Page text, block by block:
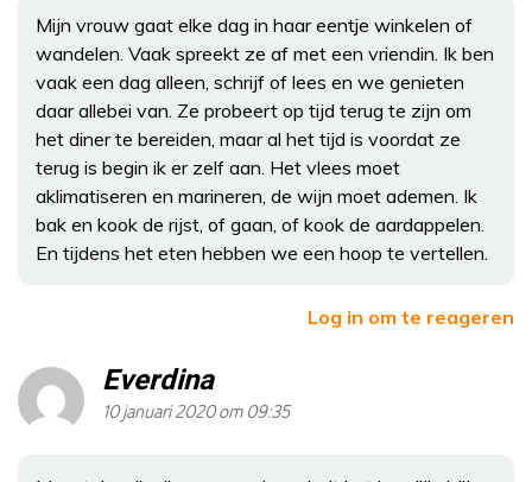
Mijn vrouw gaat elke dag in haar eentje winkelen of
wandelen. Vaak spreekt ze af met een vriendin. Ik ben
vaak een dag alleen, schrijf of lees en we genieten
daar allebei van. Ze probeert op tijd terug te zijn om
het diner te bereiden, maar al het tijd is voordat ze
terug is begin ik er zelf aan. Het vlees moet
aklimatiseren en marineren, de wijn moet ademen. Ik
bak en kook de rijst, of gaan, of kook de aardappelen.
En tijdens het eten hebben we een hoop te vertellen.
Log in om te reageren
Everdina
10 januari 2020 om 09:35